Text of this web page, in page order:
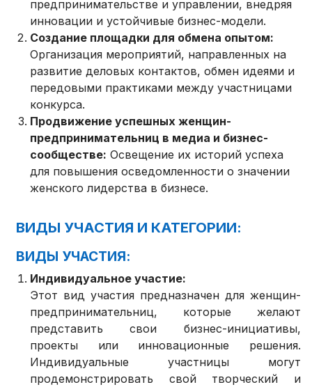
предпринимательстве и управлении, внедряя
инновации и устойчивые бизнес-модели.
Создание площадки для обмена опытом:
Организация мероприятий, направленных на
развитие деловых контактов, обмен идеями и
передовыми практиками между участницами
конкурса.
Продвижение успешных женщин-
предпринимательниц в медиа и бизнес-
сообществе: Освещение их историй успеха
для повышения осведомленности о значении
женского лидерства в бизнесе.
ВИДЫ УЧАСТИЯ И КАТЕГОРИИ:
ВИДЫ УЧАСТИЯ:
Индивидуальное участие:
Этот вид участия предназначен для женщин-
предпринимательниц, которые желают
представить свои бизнес-инициативы,
проекты или инновационные решения.
Индивидуальные участницы могут
продемонстрировать свой творческий и